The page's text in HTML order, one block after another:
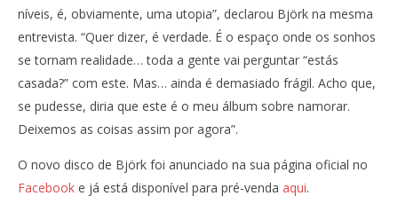
níveis, é, obviamente, uma utopia”, declarou Björk na mesma
entrevista. “Quer dizer, é verdade. É o espaço onde os sonhos
se tornam realidade… toda a gente vai perguntar “estás
casada?” com este. Mas… ainda é demasiado frágil. Acho que,
se pudesse, diria que este é o meu álbum sobre namorar.
Deixemos as coisas assim por agora”.
O novo disco de Björk foi anunciado na sua página oficial no
Facebook e já está disponível para pré-venda aqui.